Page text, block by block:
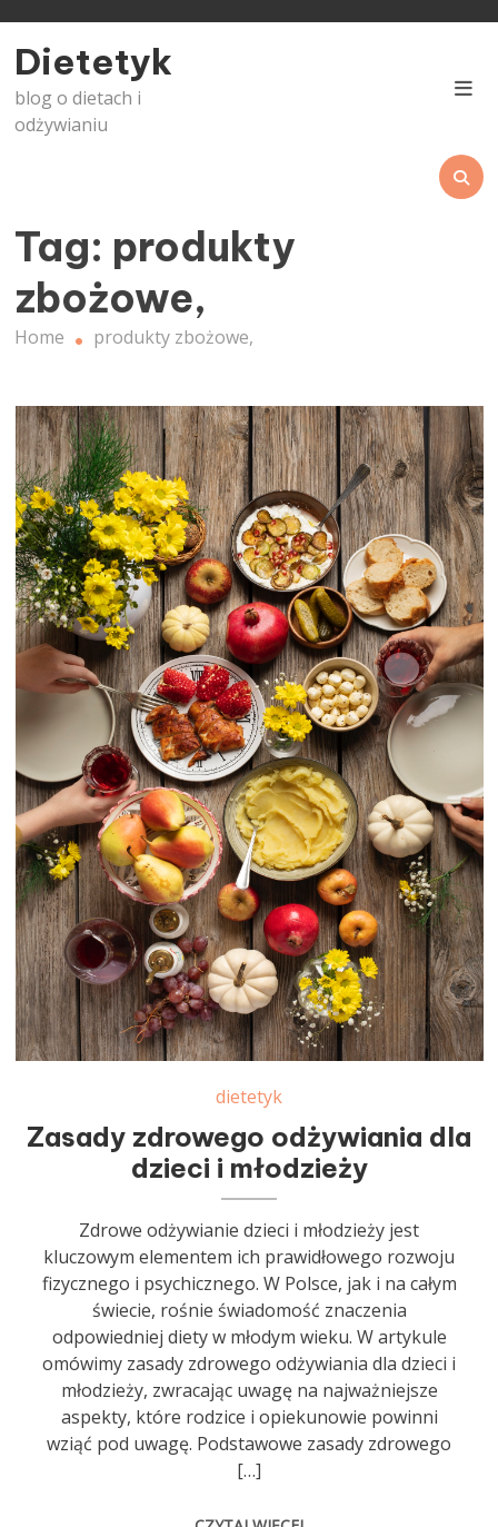
content
Dietetyk
blog o dietach i
odżywianiu
Tag: produkty
zbożowe,
Home produkty zbożowe,
dietetyk
Zasady zdrowego odżywiania dla
dzieci i młodzieży
Zdrowe odżywianie dzieci i młodzieży jest
kluczowym elementem ich prawidłowego rozwoju
fizycznego i psychicznego. W Polsce, jak i na całym
świecie, rośnie świadomość znaczenia
odpowiedniej diety w młodym wieku. W artykule
omówimy zasady zdrowego odżywiania dla dzieci i
młodzieży, zwracając uwagę na najważniejsze
aspekty, które rodzice i opiekunowie powinni
wziąć pod uwagę. Podstawowe zasady zdrowego
[…]